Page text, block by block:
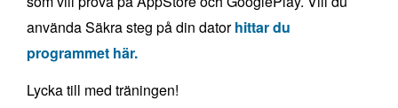
använda Säkra steg på din datorhittar du
programmet här.
Lycka till med träningen!